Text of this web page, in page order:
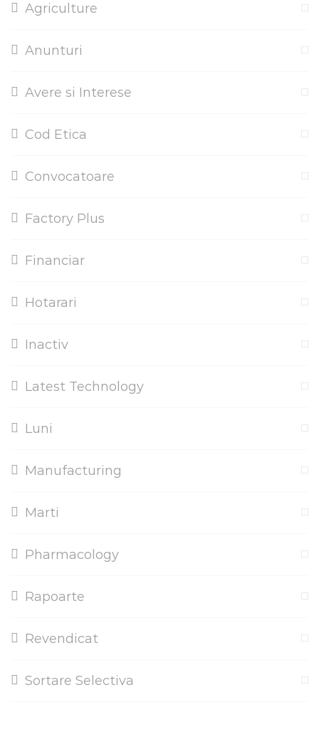
Agriculture
Anunturi
Avere si Interese
Cod Etica
Convocatoare
Factory Plus
Financiar
Hotarari
Inactiv
Latest Technology
Luni
Manufacturing
Marti
Pharmacology
Rapoarte
Revendicat
Sortare Selectiva